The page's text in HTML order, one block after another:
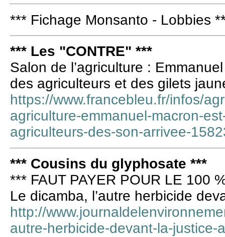
*** Fichage Monsanto - Lobbies
*** Les "CONTRE" ***
Salon de l’agriculture :
des agriculteurs et des gilets
https://www.francebleu.fr/infos/
agriculture-emmanuel-macron-
agriculteurs-des-son-arrivee-
*** Cousins du glyphosate ***
*** FAUT PAYER POUR LE 100
Le dicamba, l’autre herbicide
http://
autre-herbicide-devant-la-justice-